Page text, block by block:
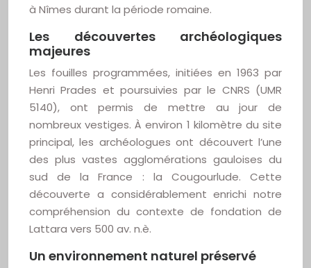
à Nîmes durant la période romaine.
Les découvertes archéologiques
majeures
Les fouilles programmées, initiées en 1963 par
Henri Prades et poursuivies par le CNRS (UMR
5140), ont permis de mettre au jour de
nombreux vestiges. À environ 1 kilomètre du site
principal, les archéologues ont découvert l’une
des plus vastes agglomérations gauloises du
sud de la France : la Cougourlude. Cette
découverte a considérablement enrichi notre
compréhension du contexte de fondation de
Lattara vers 500 av. n.è.
Un environnement naturel préservé